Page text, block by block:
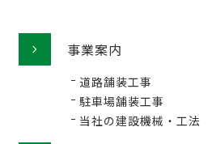
事業案内
道路舗装工事
駐車場舗装工事
当社の建設機械・工法